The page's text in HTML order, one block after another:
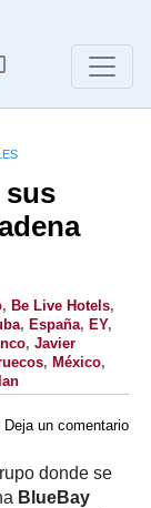
sus
, Be Live Hotels,
, España, EY,
, Javier
, México,
Deja un comentario
donde se
BlueBay